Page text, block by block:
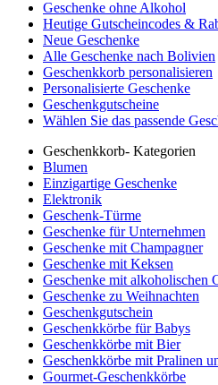
Geschenke ohne Alkohol
Heutige Gutscheincodes &
Neue Geschenke
Alle Geschenke nach Bolivien
Geschenkkorb personalisieren
Personalisierte Geschenke
Geschenkgutscheine
Wählen Sie das passende
Geschenkkorb- Kategorien
Blumen
Einzigartige Geschenke
Elektronik
Geschenk-Türme
Geschenke für Unternehmen
Geschenke mit Champagner
Geschenke mit Keksen
Geschenke mit alkoholischen
Geschenke zu Weihnachten
Geschenkgutschein
Geschenkkörbe für Babys
Geschenkkörbe mit Bier
Geschenkkörbe mit Pralinen
Gourmet-Geschenkkörbe